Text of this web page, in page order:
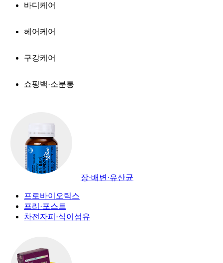
바디케어
헤어케어
구강케어
쇼핑백·소분통
장·배변·유산균
프로바이오틱스
프리·포스트
차전자피·식이섬유